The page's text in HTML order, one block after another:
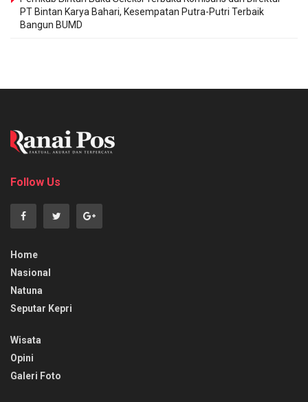
PT Bintan Karya Bahari, Kesempatan Putra-Putri Terbaik
Bangun BUMD
Follow Us
Home
Nasional
Natuna
Seputar Kepri
Wisata
Opini
Galeri Foto